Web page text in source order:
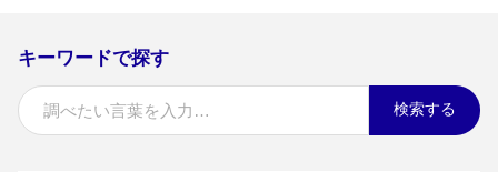
キーワードで探す
検索する